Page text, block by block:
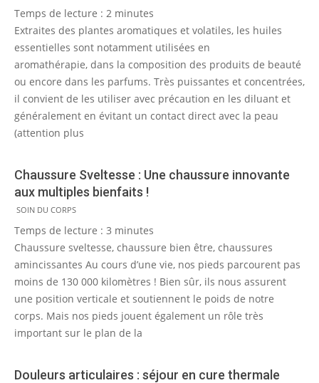
05-
16
Temps de lecture : 2 minutes
Extraites des plantes aromatiques et volatiles, les huiles
essentielles sont notamment utilisées en
aromathérapie, dans la composition des produits de beauté
ou encore dans les parfums. Très puissantes et concentrées,
il convient de les utiliser avec précaution en les diluant et
généralement en évitant un contact direct avec la peau
(attention plus
Chaussure Sveltesse : Une chaussure innovante
aux multiples bienfaits !
2011-
03-
28
SOIN DU CORPS
Temps de lecture : 3 minutes
Chaussure sveltesse, chaussure bien être, chaussures
amincissantes Au cours d’une vie, nos pieds parcourent pas
moins de 130 000 kilomètres ! Bien sûr, ils nous assurent
une position verticale et soutiennent le poids de notre
corps. Mais nos pieds jouent également un rôle très
important sur le plan de la
Douleurs articulaires : séjour en cure thermale